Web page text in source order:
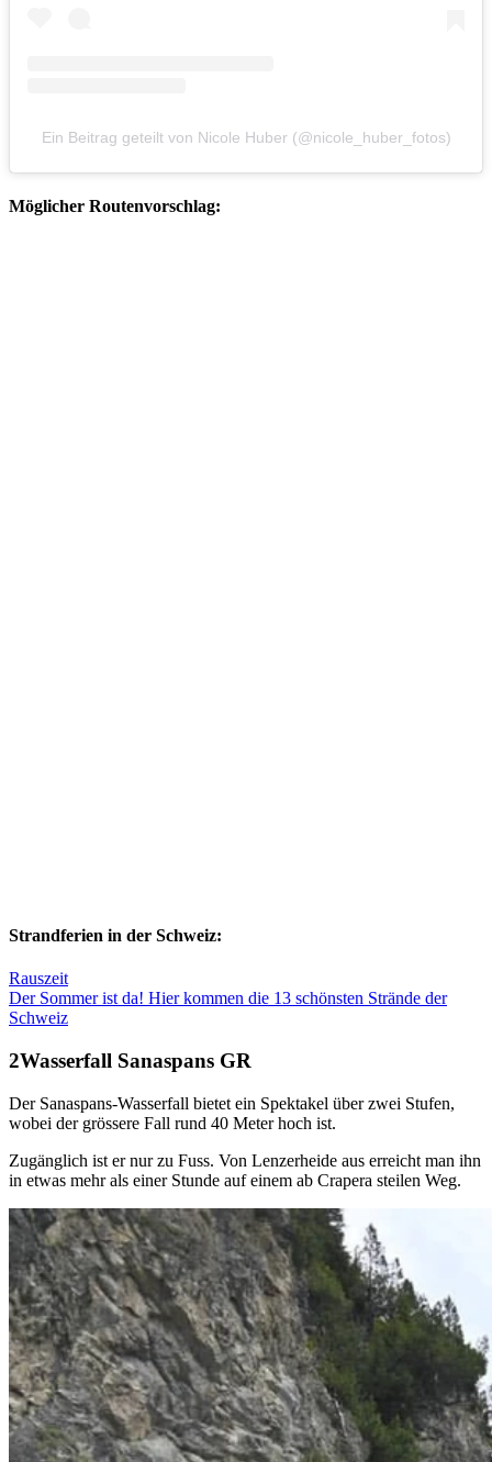
Ein Beitrag geteilt von Nicole Huber (@nicole_huber_fotos)
Möglicher Routenvorschlag:
Strandferien in der Schweiz:
Rauszeit
Der Sommer ist da! Hier kommen die 13 schönsten Strände der
Schweiz
Wasserfall Sanaspans GR
Der Sanaspans-Wasserfall bietet ein Spektakel über zwei Stufen,
wobei der grössere Fall rund 40 Meter hoch ist.
Zugänglich ist er nur zu Fuss. Von Lenzerheide aus erreicht man ihn
in etwas mehr als einer Stunde auf einem ab Crapera steilen Weg.